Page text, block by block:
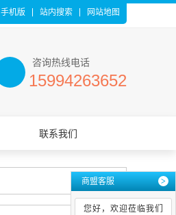
手机版 站内搜索 网站地图
咨询热线电话
15994263652
联系我们
商盟客服 >
您好，欢迎莅临我们